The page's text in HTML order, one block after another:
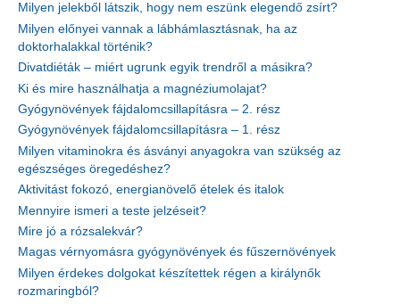
Milyen jelekből látszik, hogy nem eszünk elegendő zsírt?
Milyen előnyei vannak a lábhámlasztásnak, ha az
doktorhalakkal történik?
Divatdiéták – miért ugrunk egyik trendről a másikra?
Ki és mire használhatja a magnéziumolajat?
Gyógynövények fájdalomcsillapításra – 2. rész
Gyógynövények fájdalomcsillapításra – 1. rész
Milyen vitaminokra és ásványi anyagokra van szükség az
egészséges öregedéshez?
Aktivitást fokozó, energianövelő ételek és italok
Mennyire ismeri a teste jelzéseit?
Mire jó a rózsalekvár?
Magas vérnyomásra gyógynövények és fűszernövények
Milyen érdekes dolgokat készítettek régen a királynők
rozmaringból?